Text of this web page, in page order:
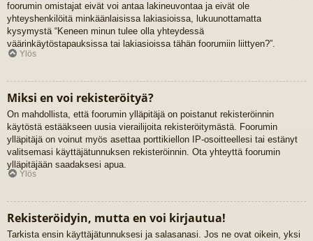
foorumin omistajat eivät voi antaa lakineuvontaa ja eivät ole
yhteyshenkilöitä minkäänlaisissa lakiasioissa, lukuunottamatta
kysymystä “Keneen minun tulee olla yhteydessä
väärinkäytöstapauksissa tai lakiasioissa tähän foorumiin liittyen?”.
Ylös
Miksi en voi rekisteröityä?
On mahdollista, että foorumin ylläpitäjä on poistanut rekisteröinnin
käytöstä estääkseen uusia vierailijoita rekisteröitymästä. Foorumin
ylläpitäjä on voinut myös asettaa porttikiellon IP-osoitteellesi tai estänyt
valitsemasi käyttäjätunnuksen rekisteröinnin. Ota yhteyttä foorumin
ylläpitäjään saadaksesi apua.
Ylös
Rekisteröidyin, mutta en voi kirjautua!
Tarkista ensin käyttäjätunnuksesi ja salasanasi. Jos ne ovat oikein, yksi